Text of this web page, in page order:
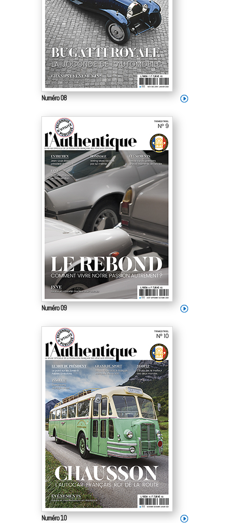
Numéro 08
Numéro 09
Numéro 10